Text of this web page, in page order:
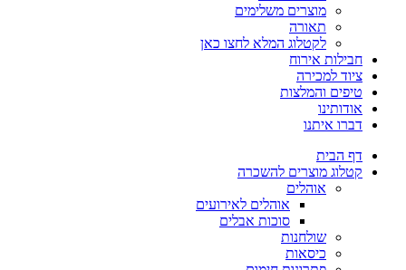
מוצרים משלימים
תאורה
לקטלוג המלא לחצו כאן
חבילות אירוח
ציוד למכירה
טיפים והמלצות
אודותינו
דברו איתנו
דף הבית
קטלוג מוצרים להשכרה
אוהלים
אוהלים לאירועים
סוכות אבלים
שולחנות
כיסאות